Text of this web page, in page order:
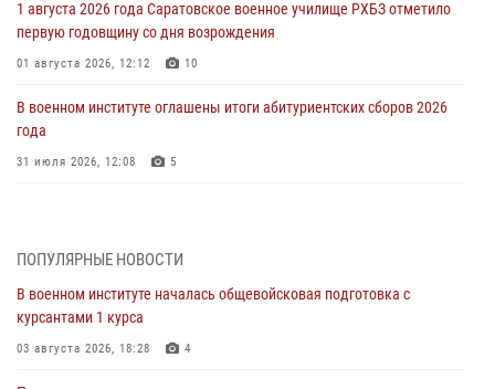
1 августа 2026 года Саратовское военное училище РХБЗ отметило
первую годовщину со дня возрождения
01 августа 2026, 12:12 10
В военном институте оглашены итоги абитуриентских сборов 2026
года
31 июля 2026, 12:08 5
29 июля 2026, 06:45 2
29 июля 2026 года курсанты военного института успешно сдали
экзамен по вождению
29 июля 2026, 06:41 6
ПОПУЛЯРНЫЕ НОВОСТИ
В военном институте началась общевойсковая подготовка с
курсантами 1 курса
03 августа 2026, 18:28 4